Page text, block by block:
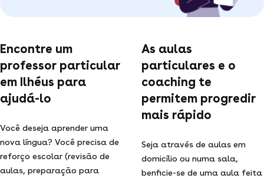
Encontre um
professor particular
em Ilhéus para
ajudá-lo
Você deseja aprender uma
nova língua? Você precisa de
reforço escolar (revisão de
aulas, preparação para
As aulas
particulares e o
coaching te
permitem progredir
mais rápido
Seja através de aulas em
domicílio ou numa sala,
benficie-se de uma aula feita